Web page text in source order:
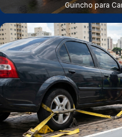
Guincho para